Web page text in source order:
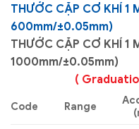
THƯỚC CẶP CƠ KHÍ 1
600mm/±0.05mm)
THƯỚC CẶP CƠ KHÍ 1
1000mm/±0.05mm)
(
Code Range